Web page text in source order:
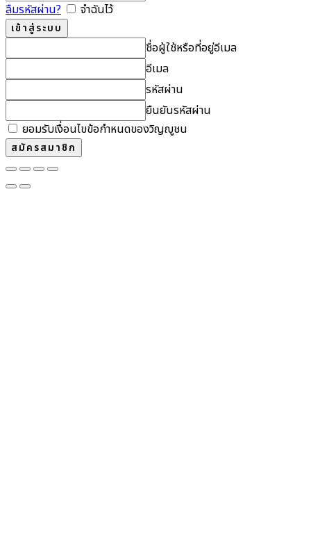
ลืมรหัสผ่าน?
จำฉันไว้
ชื่อผู้ใช้หรือที่อยู่อีเมล
อีเมล
รหัสผ่าน
ยืนยันรหัสผ่าน
ยอมรับเงื่อนไขข้อกำหนดของวิญญูชน